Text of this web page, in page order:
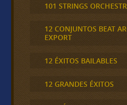
101 STRINGS
12 CONJUNTOS BEAT
EXPORT
12 ÉXITOS BAILABLES
12 GRANDES ÉXITOS